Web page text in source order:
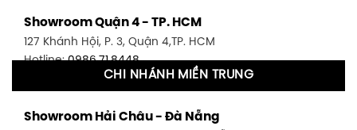
Showroom Quận 4 - TP. HCM
127 Khánh Hội, P. 3, Quận 4,TP. HCM
Hotline:0986.71.8448
1411 Đường 3/2, P. 16, Quận 11, TP. HCM
CHI NHÁNH MIỀN TRUNG
Showroom Hải Châu - Đà Nẵng